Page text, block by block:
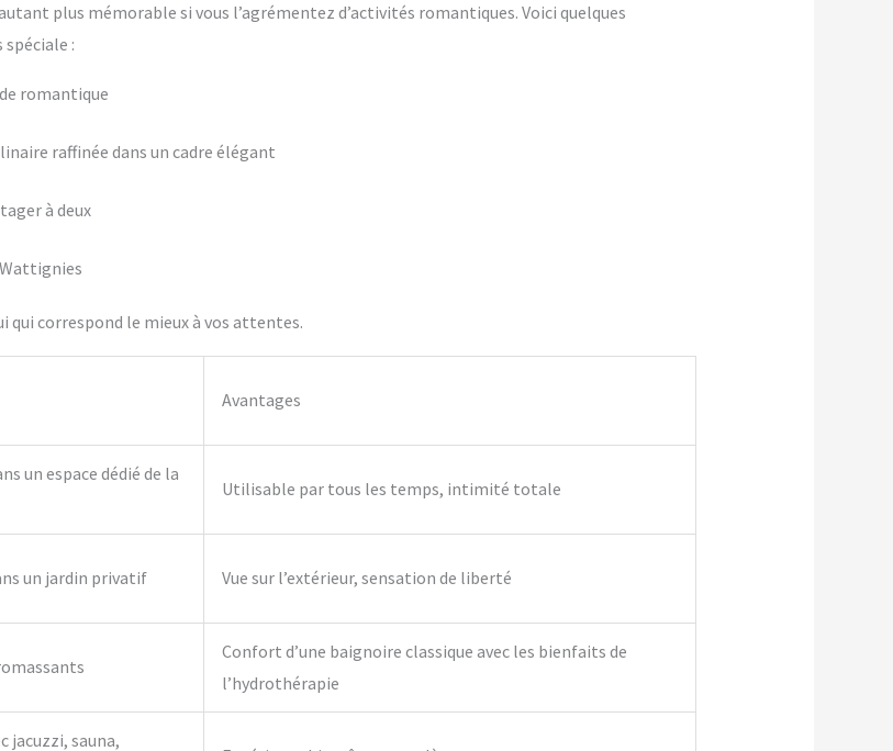
plus mémorable si vous l’agrémentez d’activités romantiques. Voici quelques
:
romantique
raffinée dans un cadre élégant
à deux
qui correspond le mieux à vos attentes.
Avantages
un espace dédié de la
Utilisable par tous les temps, intimité totale
un jardin privatif Vue sur l’extérieur, sensation de liberté
Confort d’une baignoire classique avec les bienfaits de
l’hydrothérapie
jacuzzi, sauna,